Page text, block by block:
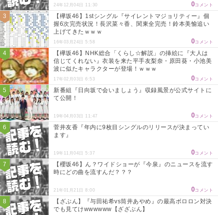
24年12月04日 11:30 0コメント
【欅坂46】1stシングル『サイレントマジョリティー』個
握6次完売状況！長沢菜々香、関東全完売！鈴本美愉追い
上げてきたｗｗｗ
16年03月24日 5:58 0コメント
【欅坂46】NHK総合「くらし☆解説」の挿絵に『大人は
信じてくれない』衣装を来た平手友梨奈・原田葵・小池美
波に似たキャラクターが登場！ｗｗｗ
17年02月03日 6:53 0コメント
新番組『日向坂で会いましょう』収録風景が公式サイトに
て公開！
19年04月03日 11:47 0コメント
菅井友香『年内に9枚目シングルのリリースが決まってい
ます』
19年11月04日 5:37 0コメント
【櫻坂46】ん？ワイドショーが『今泉』のニュースを流す
時にどの曲を流すんだ？？？
21年01月21日 8:00 0コメント
【ざぶん】『与田祐希vs筒井あやめ』の最高ボロロン対決
でも見てけwwwwww【ざざぶん】